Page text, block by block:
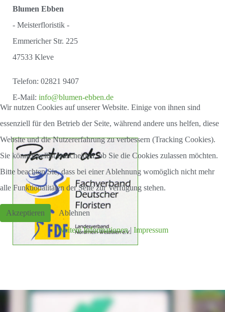
Blumen Ebben
- Meisterfloristik -
Emmericher Str. 225
47533 Kleve
Telefon: 02821 9407
E-Mail: info@blumen-ebben.de
Wir nutzen Cookies auf unserer Website. Einige von ihnen sind
essenziell für den Betrieb der Seite, während andere uns helfen, diese
Website und die Nutzererfahrung zu verbessern (Tracking Cookies).
Sie können selbst entscheiden, ob Sie die Cookies zulassen möchten.
Bitte beachten Sie, dass bei einer Ablehnung womöglich nicht mehr
alle Funktionalitäten der Seite zur Verfügung stehen.
Akzeptieren
Ablehnen
Weitere Informationen| Impressum